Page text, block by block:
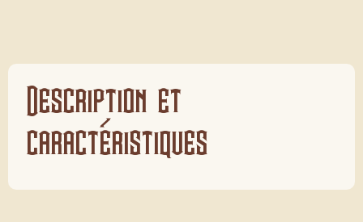
Description et
caractéristiques